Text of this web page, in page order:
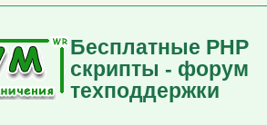
Бесплатные PHP
скрипты - форум
техподдержки